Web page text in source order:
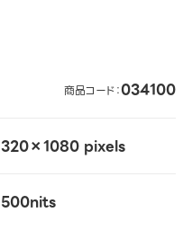
商品コード：034100
320×1080 pixels
500nits